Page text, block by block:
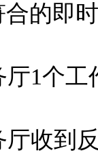
的即
1个工
收到